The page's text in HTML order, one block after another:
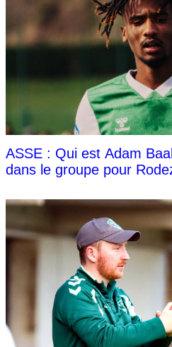
ASSE : Qui est Adam
dans le groupe pour